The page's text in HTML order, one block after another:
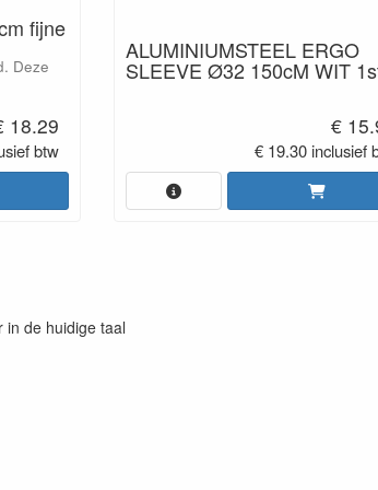
fijne
Deze
18.29
btw
ALUMINIUMSTEEL ERGO
SLEEVE Ø32 150cM WIT
€
€ 19.30 inclusief
in de huidige taal